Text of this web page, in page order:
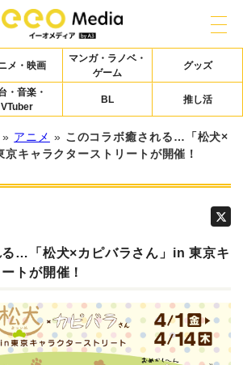
メ・映画
マンガ・ラノベ・
ゲーム
グッズ
・音楽・
VTuber
BL 推し活
» アニメ » このコラボ癒される…「松犬×
キャラクターストリートが開催！
る…「松犬×カピバラさん」in 東京キ
トが開催！